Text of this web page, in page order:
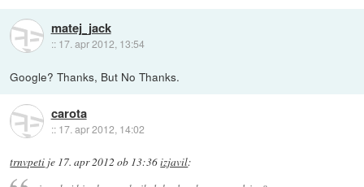
matej_jack
:: 17. apr 2012, 13:54
Google? Thanks, But No Thanks.
carota
:: 17. apr 2012, 14:02
trnvpeti je 17. apr 2012 ob 13:36izjavil: